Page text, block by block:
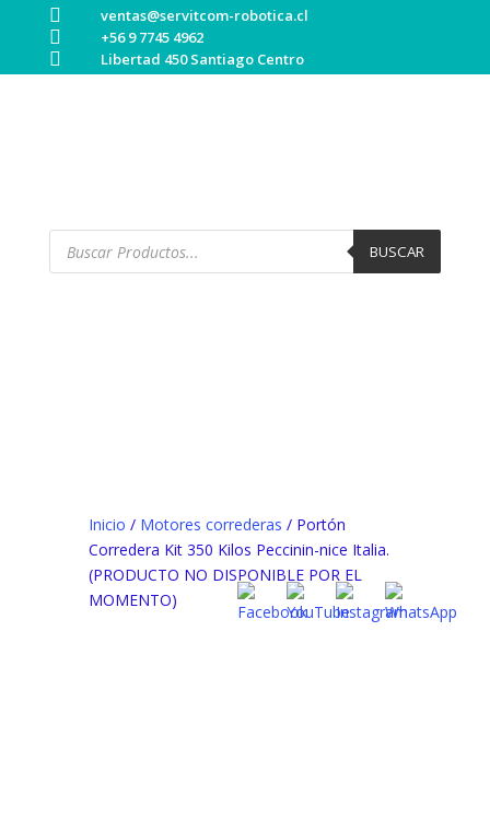
 ventas@servitcom-robotica.cl
 +56 9 7745 4962
 Libertad 450 Santiago Centro
Búsqueda
productos
BUSCAR
Inicio / Motores correderas / Portón
Corredera Kit 350 Kilos Peccinin-nice Italia.
(PRODUCTO NO DISPONIBLE POR EL
MOMENTO)